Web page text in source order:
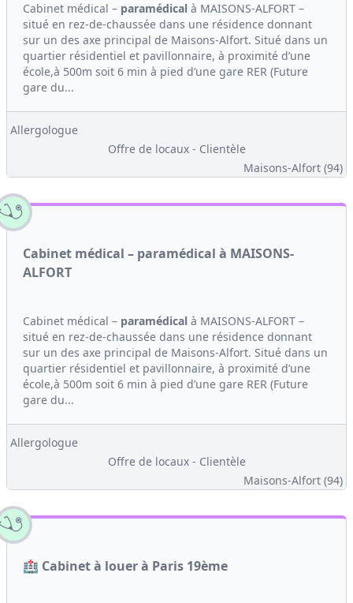
Cabinet médical – paramédical à MAISONS-ALFORT –
situé en rez-de-chaussée dans une résidence donnant
sur un des axe principal de Maisons-Alfort. Situé dans un
quartier résidentiel et pavillonnaire, à proximité d’une
école,à 500m soit 6 min à pied d’une gare RER (Future
gare du...
Allergologue
Offre de locaux - Clientèle
Maisons-Alfort (94)
Cabinet médical – paramédical à MAISONS-
ALFORT
Cabinet médical – paramédical à MAISONS-ALFORT –
situé en rez-de-chaussée dans une résidence donnant
sur un des axe principal de Maisons-Alfort. Situé dans un
quartier résidentiel et pavillonnaire, à proximité d’une
école,à 500m soit 6 min à pied d’une gare RER (Future
gare du...
Allergologue
Offre de locaux - Clientèle
Maisons-Alfort (94)
🏥 Cabinet à louer à Paris 19ème